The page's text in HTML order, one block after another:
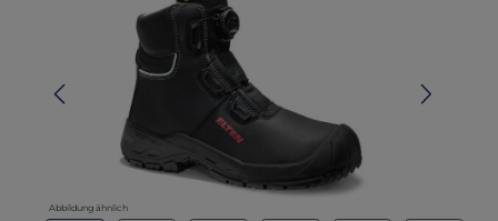
Abbildung ähnlich